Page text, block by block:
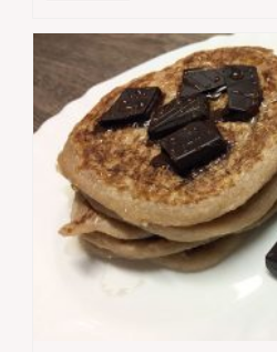
S
Pinjolami
(Brez
Moke)